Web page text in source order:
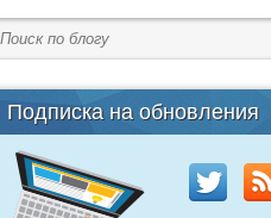
Подписка на обновления